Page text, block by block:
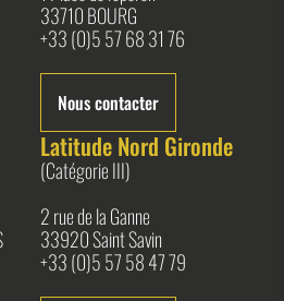
33710 BOURG
+33 (0)5 57 68 31 76
Nous contacter
Latitude Nord Gironde
(Catégorie III)
2 rue de la Ganne
33920 Saint Savin
+33 (0)5 57 58 47 79